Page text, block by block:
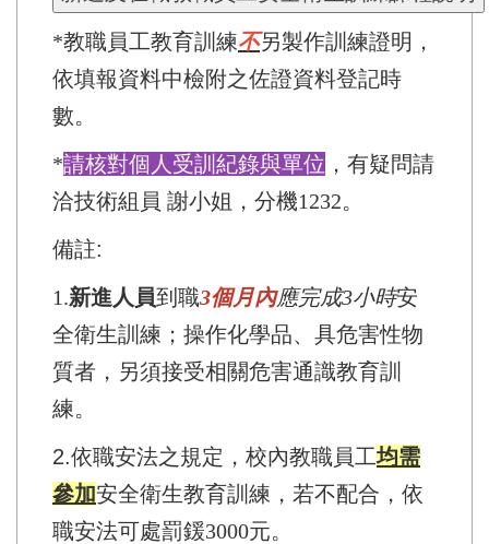
*教職員工教育訓練不另製作訓練證明，
依填報資料中檢附之佐證資料登記時
數。
*請核對個人受訓紀錄與單位 ，有疑問請
洽技術組員 謝小姐，分機1232。
備註:
1.新進人員到職3個月內應完成3小時安
全衛生訓練；操作化學品、具危害性物
質者，另須接受相關危害通識教育訓
練。
2.依職安法之規定，校內教職員工均需
參加安全衛生教育訓練，若不配合，依
職安法可處罰鍰3000元。